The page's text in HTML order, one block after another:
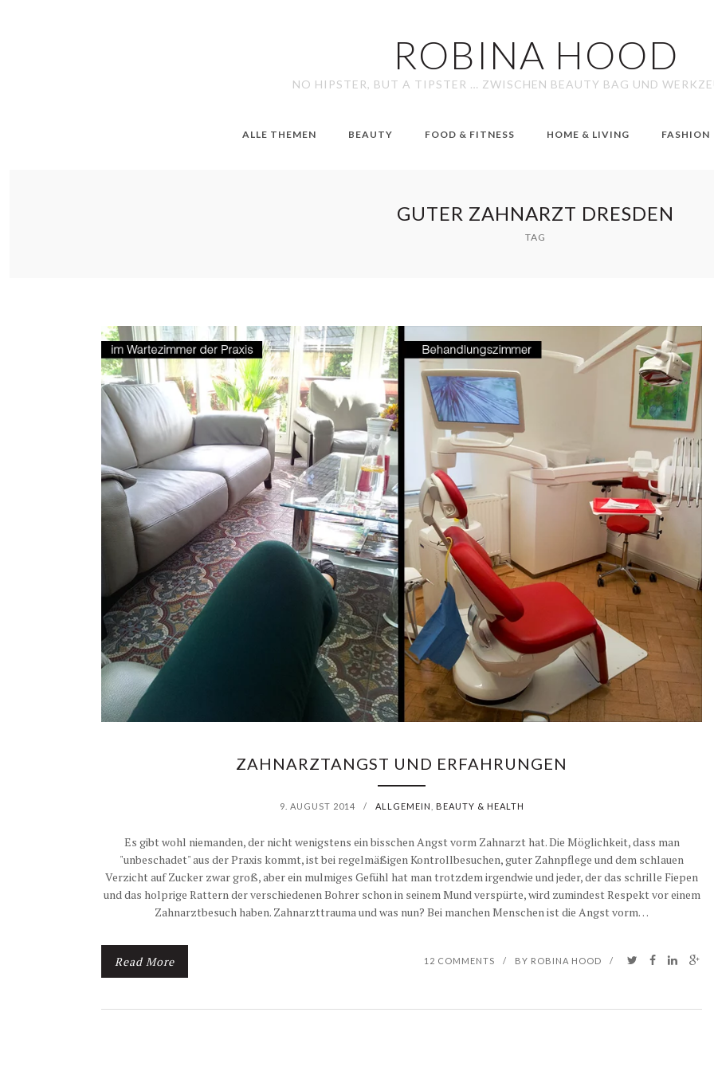
ROBINA HOOD
NO HIPSTER, BUT A TIPSTER … ZWISCHEN BEAUTY BAG UND
ALLE THEMEN BEAUTY FOOD & FITNESS HOME & LIVING FASHION
GUTER ZAHNARZT DRESDEN
TAG
ZAHNARZTANGST UND ERFAHRUNGEN
9. AUGUST 2014 / ALLGEMEIN BEAUTY & HEALTH
Es gibt wohl niemanden, der nicht wenigstens ein bisschen Angst vorm Zahnarzt hat. Die Möglichkeit, dass man
"unbeschadet" aus der Praxis kommt, ist bei regelmäßigen Kontrollbesuchen, guter Zahnpflege und dem schlauen
Verzicht auf Zucker zwar groß, aber ein mulmiges Gefühl hat man trotzdem irgendwie und jeder, der das schrille Fiepen
und das holprige Rattern der verschiedenen Bohrer schon in seinem Mund verspürte, wird zumindest Respekt vor einem
Zahnarztbesuch haben. Zahnarzttrauma und was nun? Bei manchen Menschen ist die Angst vorm…
Read More 12 COMMENTS / BY ROBINA HOOD /